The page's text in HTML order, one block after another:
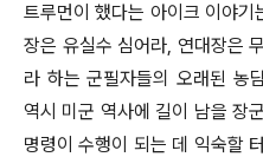
트루먼이 했다는 아이크 이야
장은 유실수 심어라, 연대장은
라 하는 군필자들의 오래된 농
역시 미군 역사에 길이 남을 장
명령이 수행이 되는 데 익숙할